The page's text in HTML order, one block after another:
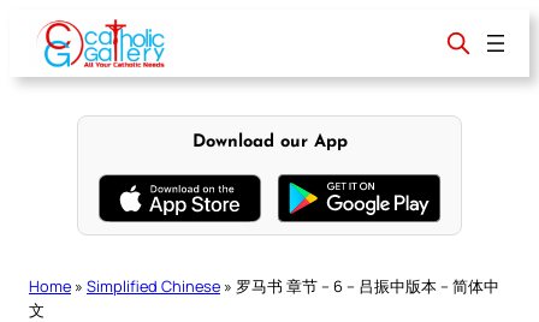
content
Download our App
Home » Simplified Chinese » 罗马书 章节 – 6 – 吕振中版本 – 简体中
文